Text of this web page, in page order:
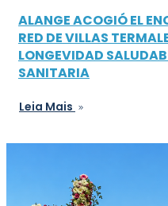
ALANGE ACOGIÓ EL
RED DE VILLAS
LONGEVIDAD
SANITARIA
Leia Mais